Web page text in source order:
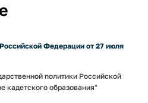
Федерации от 27 июля
политики Российской
кадетского образования"